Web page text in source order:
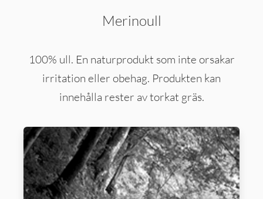
Merinoull
100% ull. En naturprodukt som inte orsakar
irritation eller obehag. Produkten kan
innehålla rester av torkat gräs.